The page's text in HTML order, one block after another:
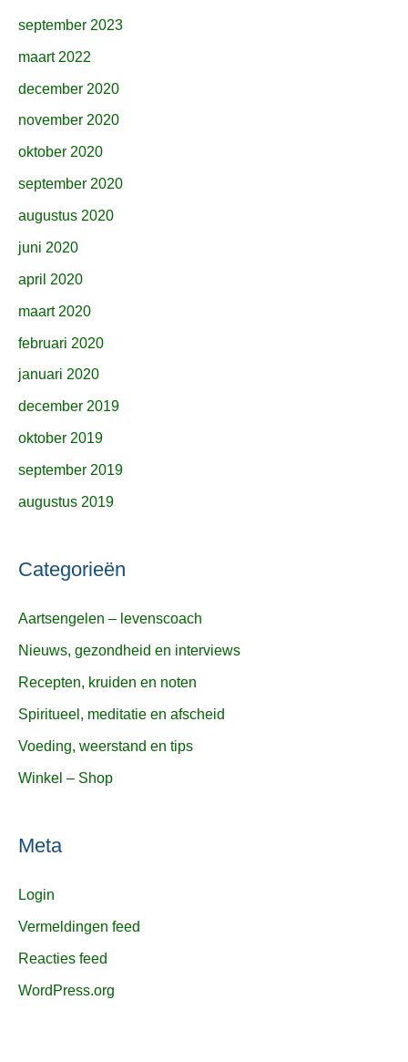
september 2023
maart 2022
december 2020
november 2020
oktober 2020
september 2020
augustus 2020
juni 2020
april 2020
maart 2020
februari 2020
januari 2020
december 2019
oktober 2019
september 2019
augustus 2019
Categorieën
Aartsengelen – levenscoach
Nieuws, gezondheid en interviews
Recepten, kruiden en noten
Spiritueel, meditatie en afscheid
Voeding, weerstand en tips
Winkel – Shop
Meta
Login
Vermeldingen feed
Reacties feed
WordPress.org